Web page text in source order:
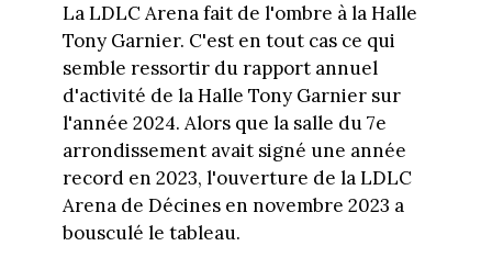
La LDLC Arena fait de l'ombre à la Halle
Tony Garnier. C'est en tout cas ce qui
semble ressortir du rapport annuel
d'activité de la Halle Tony Garnier sur
l'année 2024. Alors que la salle du 7e
arrondissement avait signé une année
record en 2023, l'ouverture de la LDLC
Arena de Décines en novembre 2023 a
bousculé le tableau.